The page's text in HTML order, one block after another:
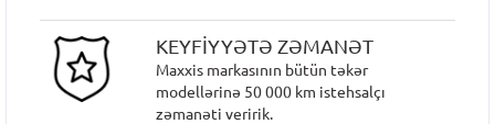
KEYFİYYƏTƏ ZƏMANƏT
Maxxis markasının bütün təkər
modellərinə 50 000 km istehsalçı
zəmanəti veririk.